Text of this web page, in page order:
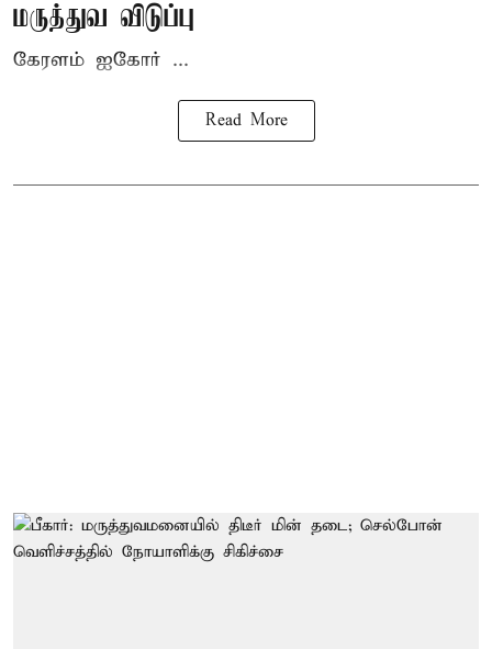
மருத்துவ விடுப்பு
கேரளம் ஐகோர் ...
Read More